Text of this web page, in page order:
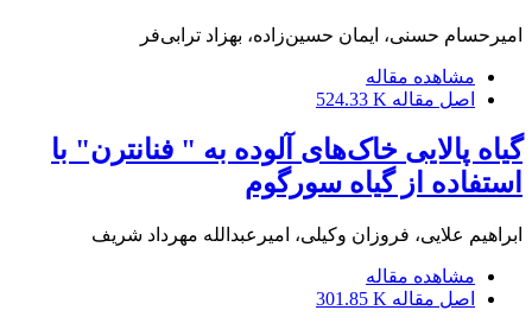
امیرحسام حسنی، ایمان حسین‌زاده، بهزاد ترابی‌فر
مشاهده مقاله
اصل مقاله 524.33 K
گیاه پالایی خاک‌های آلوده به " فنانترن" با
استفاده از گیاه سورگوم
ابراهیم علایی، فروزان وکیلی، امیرعبدالله مهرداد شریف
مشاهده مقاله
اصل مقاله 301.85 K